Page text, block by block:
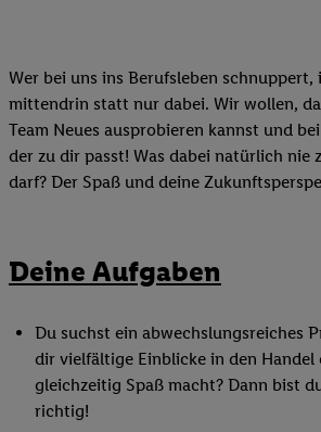
Wer bei uns ins Berufsleben schnuppert,
mittendrin statt nur dabei. Wir wollen,
Team Neues ausprobieren kannst und
der zu dir passt! Was dabei natürlich nie
darf? Der Spaß und deine
Deine Aufgaben
Du suchst ein abwechslungsreiches
dir vielfältige Einblicke in den
gleichzeitig Spaß macht? Dann bist
richtig!